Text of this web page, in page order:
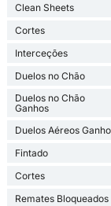
Clean Sheets
Cortes
Interceções
Duelos no Chão
Duelos no Chão
Ganhos
Duelos Aéreos
Fintado
Cortes
Remates Bloqueados